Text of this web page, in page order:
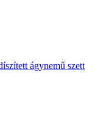
ágynemű szett